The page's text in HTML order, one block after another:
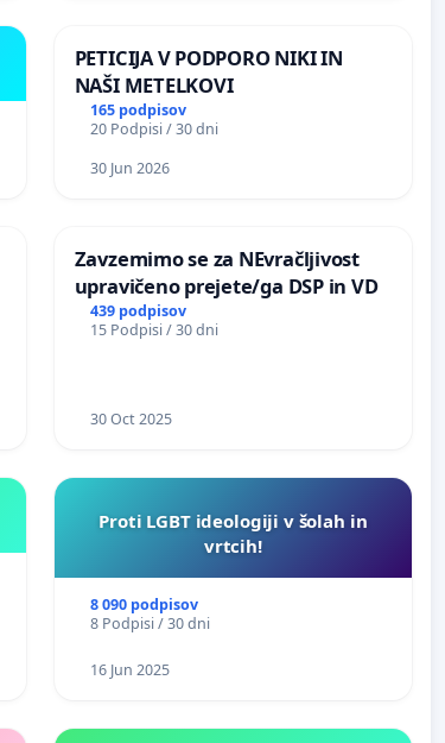
PETICIJA V PODPORO NIKI IN
NAŠI METELKOVI
165 podpisov
20 Podpisi / 30 dni
30 Jun 2026
Zavzemimo se za NEvračljivost
upravičeno prejete/ga DSP in VD
439 podpisov
15 Podpisi / 30 dni
30 Oct 2025
Proti LGBT ideologiji v šolah in
vrtcih!
8 090 podpisov
8 Podpisi / 30 dni
16 Jun 2025